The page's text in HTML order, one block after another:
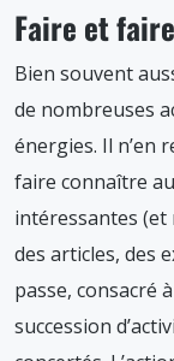
Faire et
Bien souvent
de nombreuses
énergies. Il n’en
faire connaître
intéressantes
des articles, des
passe, consacré
succession